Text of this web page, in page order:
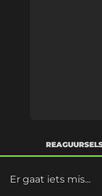
Er gaat iets mis...